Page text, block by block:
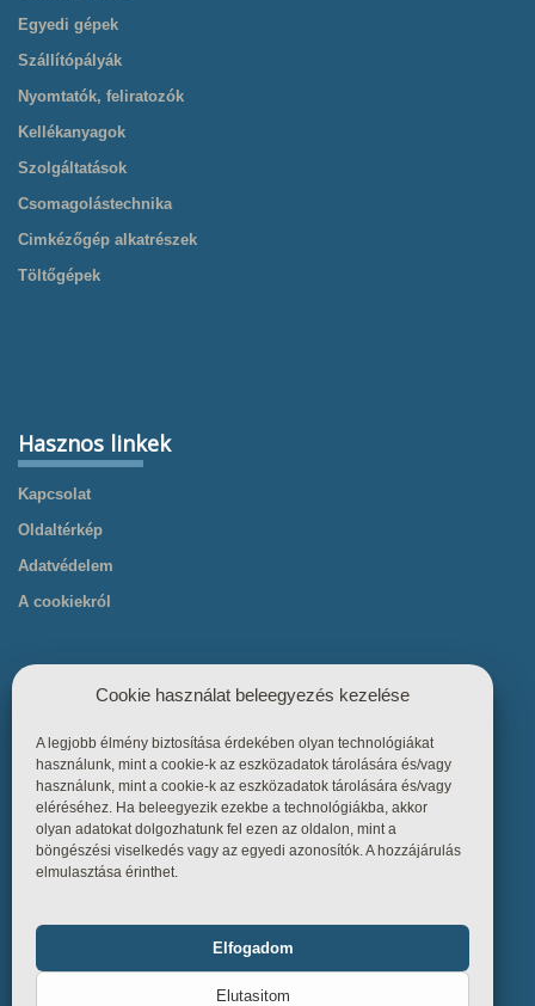
Egyedi gépek
Szállítópályák
Nyomtatók, feliratozók
Kellékanyagok
Szolgáltatások
Csomagolástechnika
Cimkézőgép alkatrészek
Töltőgépek
Hasznos linkek
Kapcsolat
Oldaltérkép
Adatvédelem
A cookiekról
Hasznos linkek
Főoldal
Termékek
Tudástár
Üzletszabályzat
Cookie használat beleegyezés kezelése
A legjobb élmény biztosítása érdekében olyan technológiákat
használunk, mint a cookie-k az eszközadatok tárolására és/vagy
használunk, mint a cookie-k az eszközadatok tárolására és/vagy
eléréséhez. Ha beleegyezik ezekbe a technológiákba, akkor
olyan adatokat dolgozhatunk fel ezen az oldalon, mint a
böngészési viselkedés vagy az egyedi azonosítók. A hozzájárulás
elmulasztása érinthet.
Elfogadom
Elutasitom